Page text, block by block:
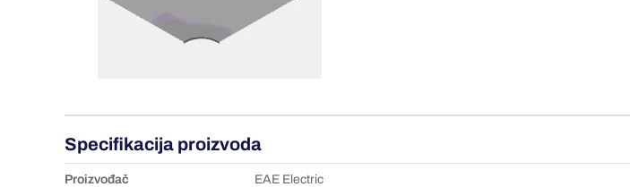
Specifikacija proizvoda
Proizvođač EAE Electric